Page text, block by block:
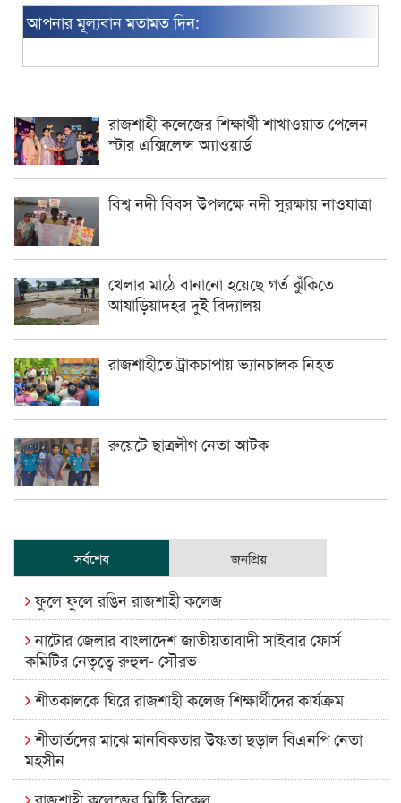
আপনার মূল্যবান মতামত দিন:
রাজশাহী কলেজের শিক্ষার্থী শাখাওয়াত পেলেন
স্টার এক্সিলেন্স অ্যাওয়ার্ড
বিশ্ব নদী বিবস উপলক্ষে নদী সুরক্ষায় নাওযাত্রা
খেলার মাঠে বানানো হয়েছে গর্ত ঝুঁকিতে
আষাড়িয়াদহর দুই বিদ্যালয়
রাজশাহীতে ট্রাকচাপায় ভ্যানচালক নিহত
রুয়েটে ছাত্রলীগ নেতা আটক
সর্বশেষ জনপ্রিয়
ফুলে ফুলে রঙিন রাজশাহী কলেজ
নাটোর জেলার বাংলাদেশ জাতীয়তাবাদী সাইবার ফোর্স
কমিটির নেতৃত্বে রুহুল- সৌরভ
শীতকালকে ঘিরে রাজশাহী কলেজ শিক্ষার্থীদের কার্যক্রম
শীতার্তদের মাঝে মানবিকতার উষ্ণতা ছড়াল বিএনপি নেতা
মহসীন